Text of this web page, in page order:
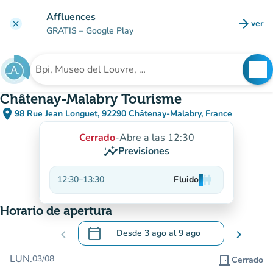
clear Affluences
GRATIS – Google Play arrow_forward ver
Buscar un establecimiento
Châtenay-Malabry Tourisme
place 98 Rue Jean Longuet, 92290 Châtenay-Malabry, France
(abrir en Google Maps)
(nueva pestaña)
Cerrado-Abre a las 12:30
insightsPrevisiones
12:30–13:30 Fluidoman
man
man
Horario de apertura
chevron_left calendar_today Desde 3 ago al9 ago
.Abra el calendario para cambiar las
chevron_right
LUN.03/08 door_front Cerrado